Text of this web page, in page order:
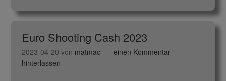
Euro Shooting Cash 2023
2023-04-20 von matmac
einen Kommentar
hinterlassen